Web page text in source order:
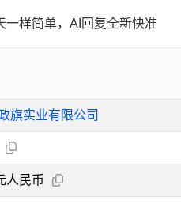
一样简单，AI回复全新快准
旗实业有限公司
人民币